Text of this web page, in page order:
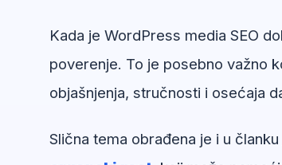
Kada je WordPress media SEO
poverenje. To je posebno važno
objašnjenja, stručnosti i osećaja
Slična tema obrađena je i u članku